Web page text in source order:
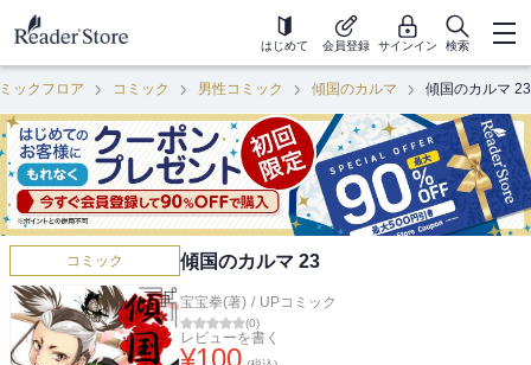
はじめて 会員登録 サインイン 検索
ックフロア コミック 男性コミック 傾国のカルマ 傾国のカルマ 23
コミック 傾国のカルマ 23
宝宝拳(著) / UPコミック
(0)
レビューを書く